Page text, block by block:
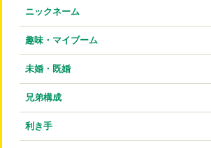
ニックネーム
趣味・マイブーム
未婚・既婚
兄弟構成
利き手